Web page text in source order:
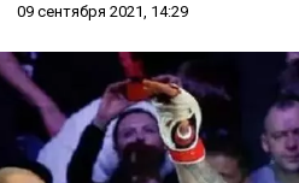
09 сентября 2021, 14:29